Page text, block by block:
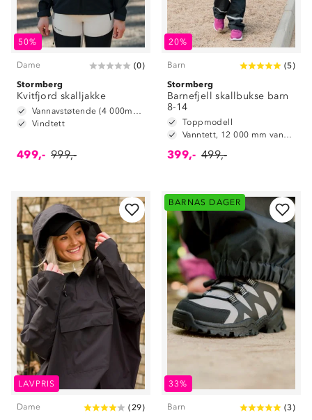
50%
Dame (0)
Stormberg
Kvitfjord skalljakke
Vannavstøtende (4 000mm vannsøyle)
Vindtett
499,- 999,-
20%
Barn (5)
Stormberg
Barnefjell skallbukse barn
8-14
Toppmodell
Vanntett, 12 000 mm vannsøyle
399,- 499,-
LAVPRIS
Dame (29)
BARNAS DAGER
33%
Barn (3)